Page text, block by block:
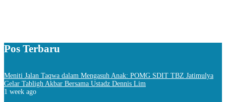
Pos Terbaru
Meniti Jalan Taqwa dalam Mengasuh Anak: POMG SDIT TBZ Jatimulya
Gelar Tabligh Akbar Bersama Ustadz Dennis Lim
1 week ago